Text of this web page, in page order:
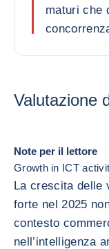
maturi che
Valutazione
Note per il lettore
Growth in ICT
La crescita delle
forte nel 2025
contesto
nell’intelligenza